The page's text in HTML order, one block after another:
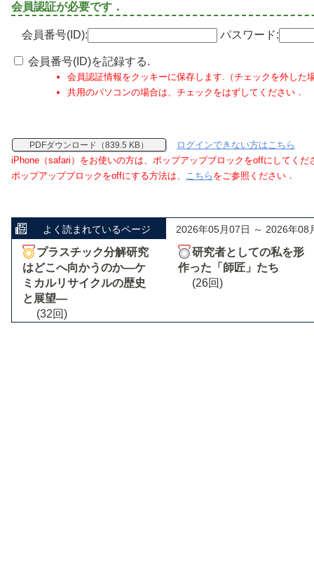
会員認証が必要です．
会員番号(ID): パスワード:
会員番号(ID)を記録する.
会員認証情報をクッキーに保存します.（チェックを外した
共用のパソコンの場合は、チェックをはずしてください．
PDFダウンロード（839.5 KB）
ログインできない方はこちら
iPhone（safari）をお使いの方は、ポップアップブロックをoffにしてくだ
ポップアップブロックをoffにする方法は、 こちら をご参照ください．
よく読まれているページ 2026年05月07日 ～ 2026年08
プラスチック分解研究
はどこへ向かうのか―ケ
ミカルリサイクルの歴史
と展望―
(32回)
研究者としての私を形
作った「師匠」たち
(26回)